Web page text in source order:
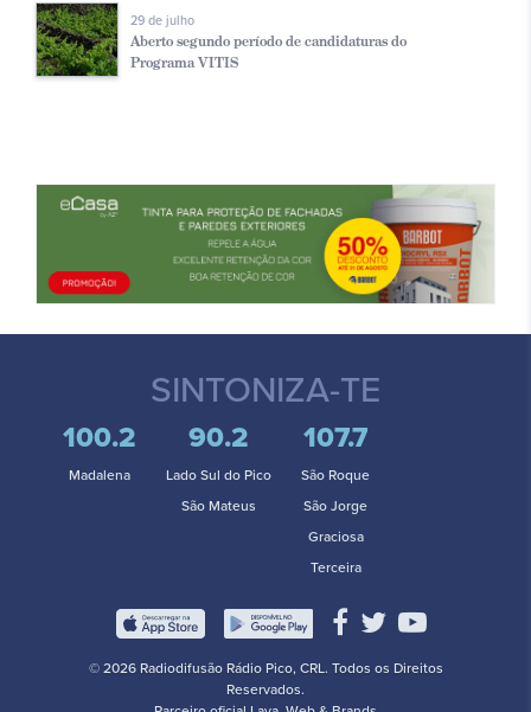
29 de julho
Aberto segundo período de candidaturas do
Programa VITIS
SINTONIZA-TE
100.2
Madalena
90.2
Lado Sul do Pico
São Mateus
107.7
São Roque
São Jorge
Graciosa
Terceira
© 2026 Radiodifusão Rádio Pico, CRL. Todos os Direitos
Reservados.